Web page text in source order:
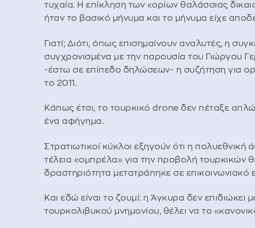
τυχαία. Η επίκληση των «ορίων θαλάσσιας
ήταν το βασικό μήνυμα και το μήνυμα είχε
Γιατί; Διότι, όπως επισημαίνουν αναλυτές, η
συγχρονισμένα με την παρουσία του Γιώργου
-έστω σε επίπεδο δηλώσεων- η συζήτηση για
το 2011.
Κάπως έτσι, το τουρκικό drone δεν πέταξε
ένα αφήγημα.
Στρατιωτικοί κύκλοι εξηγούν ότι η
τέλεια «ομπρέλα» για την προβολή τουρκικών
δραστηριότητα μετατράπηκε σε επικοινωνιακό
Και εδώ είναι το ζουμί: η Άγκυρα δεν επιδιώκει
τουρκολιβυκού μνημονίου, θέλει να το